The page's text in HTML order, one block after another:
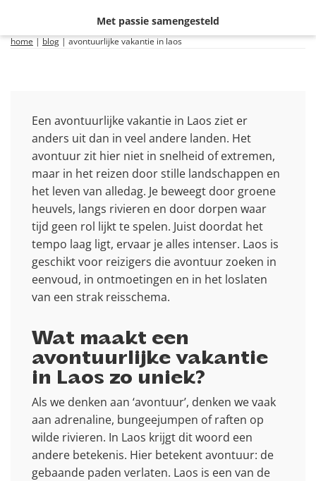
Met passie samengesteld
home | blog | avontuurlijke vakantie in laos
Een avontuurlijke vakantie in Laos ziet er
anders uit dan in veel andere landen. Het
avontuur zit hier niet in snelheid of extremen,
maar in het reizen door stille landschappen en
het leven van alledag. Je beweegt door groene
heuvels, langs rivieren en door dorpen waar
tijd geen rol lijkt te spelen. Juist doordat het
tempo laag ligt, ervaar je alles intenser. Laos is
geschikt voor reizigers die avontuur zoeken in
eenvoud, in ontmoetingen en in het loslaten
van een strak reisschema.
Wat maakt een
avontuurlijke vakantie
in Laos zo uniek?
Als we denken aan ‘avontuur’, denken we vaak
aan adrenaline, bungeejumpen of raften op
wilde rivieren. In Laos krijgt dit woord een
andere betekenis. Hier betekent avontuur: de
gebaande paden verlaten. Laos is een van de